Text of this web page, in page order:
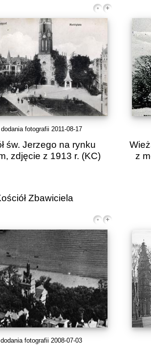
fotografii 2011-08-17
św. Jerzego na rynku
zdjęcie z 1913 r. (KC)
z
Zbawiciela
fotografii 2008-07-03